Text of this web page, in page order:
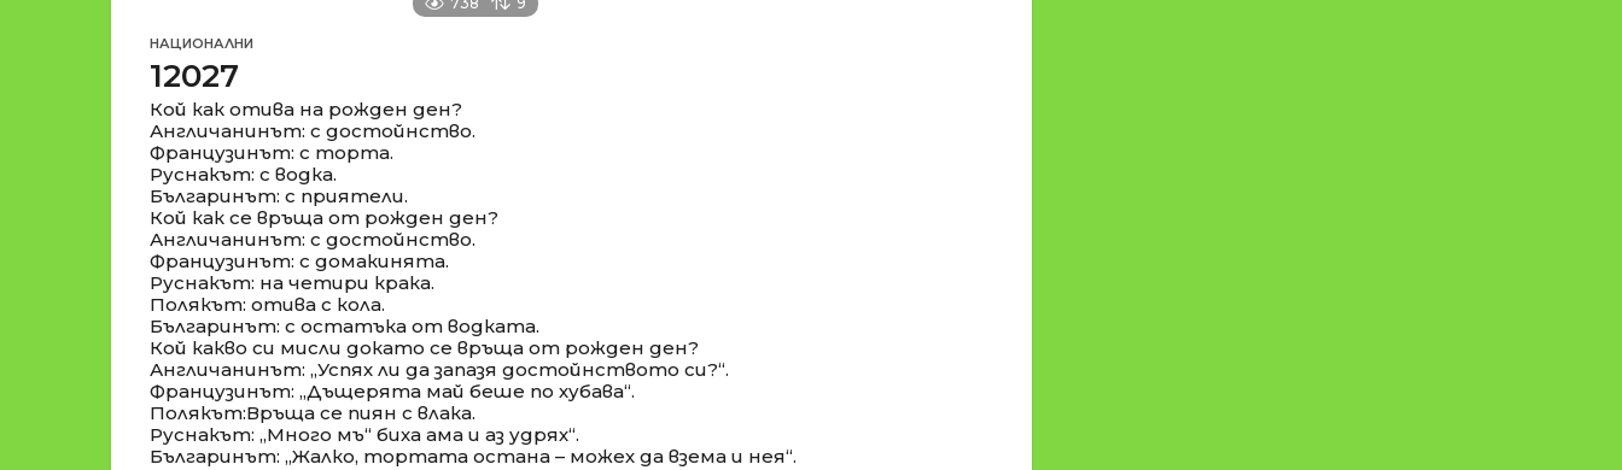
НАЦИОНАЛНИ
12027
Кой как отива на рожден ден?
Англичанинът: с достойнство.
Французинът: с торта.
Руснакът: с водка.
Българинът: с приятели.
Кой как се връща от рожден ден?
Англичанинът: с достойнство.
Французинът: с домакинята.
Руснакът: на четири крака.
Полякът: отива с кола.
Българинът: с остатъка от водката.
Кой какво си мисли докато се връща от рожден ден?
Англичанинът: „Успях ли да запазя достойнството си?“.
Французинът: „Дъщерята май беше по хубава“.
Полякът:Връща се пиян с влака.
Руснакът: „Много мъ“ биха ама и аз удрях“.
Българинът: „Жалко, тортата остана – можех да взема и нея“.